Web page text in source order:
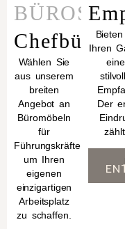
BÜROS
Chefbüro
Wählen Sie
aus unserem
breiten
Angebot an
Büromöbeln
für
Führungskräfte,
um Ihren
eigenen
einzigartigen
Arbeitsplatz
zu schaffen.
Ihren
Der